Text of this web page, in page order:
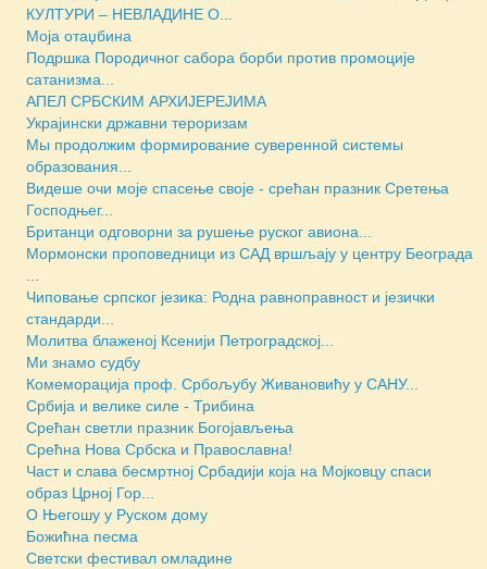
КУЛТУРИ – НЕВЛАДИНЕ О...
Моја отаџбина
Подршка Породичног сабора борби против промоције
сатанизма...
АПЕЛ СРБСКИМ АРХИЈЕРЕЈИМА
Украјински државни тероризам
Мы продолжим формирование суверенной системы
образования...
Видеше очи моје спасење своје - срећан празник Сретења
Господњег...
Британци одговорни за рушење руског авиона...
Мормонски проповедници из САД вршљају у центру Београда
Чиповање српског језика: Родна равноправност и језички
стандарди...
Молитва блаженој Ксенији Петроградској...
Ми знамо судбу
Комеморација проф. Србољубу Живановићу у САНУ...
Србија и велике силе - Трибина
Срећан светли празник Богојављења
Срећна Нова Србска и Православна!
Част и слава бесмртној Србадији која на Мојковцу спаси
образ Црној Гор...
О Његошу у Руском дому
Божићна песма
Светски фестивал омладине